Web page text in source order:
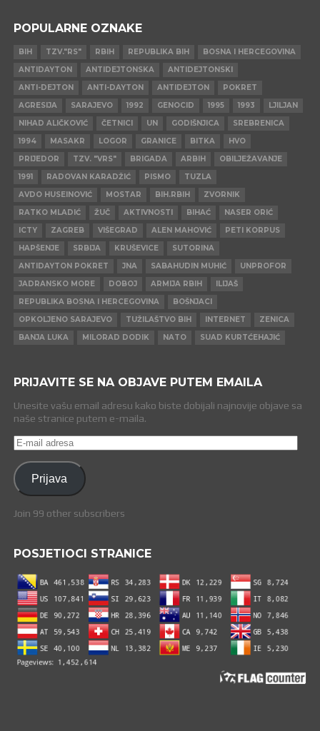
POPULARNE OZNAKE
BIH TZV."RS" RBIH REPUBLIKA BIH
BOSNA I HERCEGOVINA
ANTIDAYTON
ANTIDEJTONSKA
ANTIDEJTONSKI
ANTI-DEJTON
ANTI-DAYTON ANTIDEJTON
POKRET
AGRESIJA
SARAJEVO 1992 GENOCID 1995 1993
LJILJAN
NIHAD ALIČKOVIĆ
ČETNICI UN GODIŠNJICA
SREBRENICA
1994
MASAKR LOGOR GRANICE BITKA
HVO
PRIJEDOR
TZV. "VRS" BRIGADA ARBIH
OBILJEŽAVANJE
1991
RADOVAN KARADŽIĆ PISMO
TUZLA
AVDO HUSEINOVIĆ
MOSTAR BIH.RBIH
ZVORNIK
RATKO MLADIĆ
ŽUČ AKTIVNOSTI BIHAĆ
NASER ORIĆ
ICTY
ZAGREB VIŠEGRAD ALEN MAHOVIĆ
PETI KORPUS
HAPŠENJE
SRBIJA KRUŠEVICE
SUTORINA
ANTIDAYTON POKRET
JNA SABAHUDIN MUHIĆ
UNPROFOR
JADRANSKO MORE
DOBOJ ARMIJA RBIH
ILIJAŠ
REPUBLIKA BOSNA I HERCEGOVINA
BOŠNJACI
OPKOLJENO SARAJEVO
TUŽILAŠTVO BIH INTERNET
ZENICA
BANJA LUKA
MILORAD DODIK NATO SUAD KURTĆEHAJIĆ
PRIJAVITE SE NA OBJAVE PUTEM EMAILA
Unesite vašu email adresu kako biste dobijali najnovije objave sa
naše stranice putem e-maila.
E-
mail
adresa
Prijava
Join 99 other subscribers
POSJETIOCI STRANICE